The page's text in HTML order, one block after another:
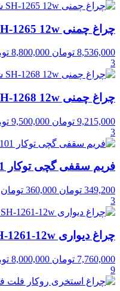
چراغ چمنی SH-1265 12w شعاع
8,536,000 تومان 8,800,000
3
چراغ چمنی SH-1268 12w شعاع
9,215,000 تومان 9,500,000
3
فریم سقفی گچی توکار SH-1101 شعاع
349,200 تومان 360,000 تومان
3
چراغ دیواری SH-1261-12w شعاع
7,760,000 تومان 8,000,000
9